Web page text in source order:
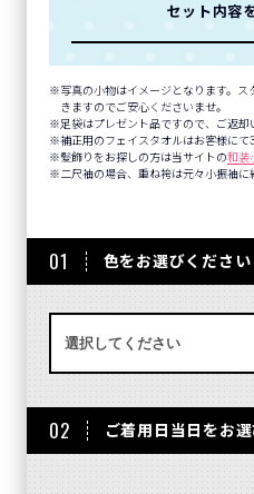
セット内容
写真の小物はイメージとなります。
きますのでご安心くださいませ。
足袋はプレゼント品ですので、ご返却
補正用のフェイスタオルはお客様にて
髪飾りをお探しの方は当サイトの和装
二尺袖の場合、重ね袴は元々小振袖に
01 色をお選びください
02 ご着用日当日をお